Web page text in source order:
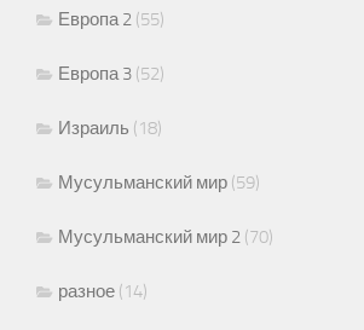
Европа 2 (55)
Европа 3 (52)
Израиль (18)
Мусульманский мир (59)
Мусульманский мир 2 (70)
разное (14)